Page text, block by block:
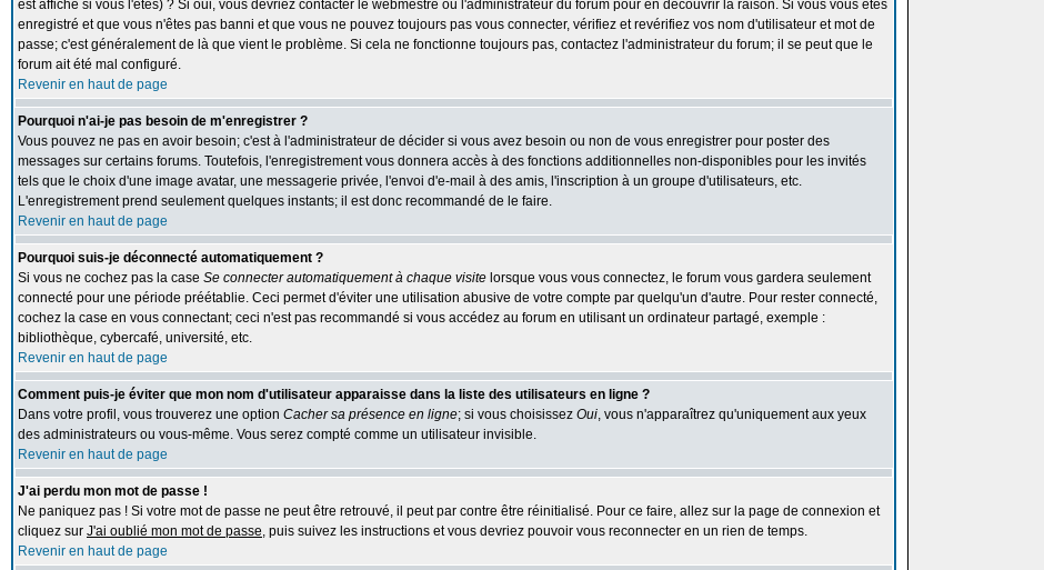
est affiché si vous l'êtes) ? Si oui, vous devriez contacter le webmestre ou l'administrateur du forum pour en découvrir la raison. Si vous vous êtes
enregistré et que vous n'êtes pas banni et que vous ne pouvez toujours pas vous connecter, vérifiez et revérifiez vos nom d'utilisateur et mot de
passe; c'est généralement de là que vient le problème. Si cela ne fonctionne toujours pas, contactez l'administrateur du forum; il se peut que le
forum ait été mal configuré.
Revenir en haut de page
Pourquoi n'ai-je pas besoin de m'enregistrer ?
Vous pouvez ne pas en avoir besoin; c'est à l'administrateur de décider si vous avez besoin ou non de vous enregistrer pour poster des
messages sur certains forums. Toutefois, l'enregistrement vous donnera accès à des fonctions additionnelles non-disponibles pour les invités
tels que le choix d'une image avatar, une messagerie privée, l'envoi d'e-mail à des amis, l'inscription à un groupe d'utilisateurs, etc.
L'enregistrement prend seulement quelques instants; il est donc recommandé de le faire.
Revenir en haut de page
Pourquoi suis-je déconnecté automatiquement ?
Si vous ne cochez pas la case Se connecter automatiquement à chaque visite lorsque vous vous connectez, le forum vous gardera seulement
connecté pour une période préétablie. Ceci permet d'éviter une utilisation abusive de votre compte par quelqu'un d'autre. Pour rester connecté,
cochez la case en vous connectant; ceci n'est pas recommandé si vous accédez au forum en utilisant un ordinateur partagé, exemple :
bibliothèque, cybercafé, université, etc.
Revenir en haut de page
Comment puis-je éviter que mon nom d'utilisateur apparaisse dans la liste des utilisateurs en ligne ?
Dans votre profil, vous trouverez une option Cacher sa présence en ligne; si vous choisissez Oui, vous n'apparaîtrez qu'uniquement aux yeux
des administrateurs ou vous-même. Vous serez compté comme un utilisateur invisible.
Revenir en haut de page
J'ai perdu mon mot de passe !
Ne paniquez pas ! Si votre mot de passe ne peut être retrouvé, il peut par contre être réinitialisé. Pour ce faire, allez sur la page de connexion et
cliquez sur J'ai oublié mon mot de passe, puis suivez les instructions et vous devriez pouvoir vous reconnecter en un rien de temps.
Revenir en haut de page